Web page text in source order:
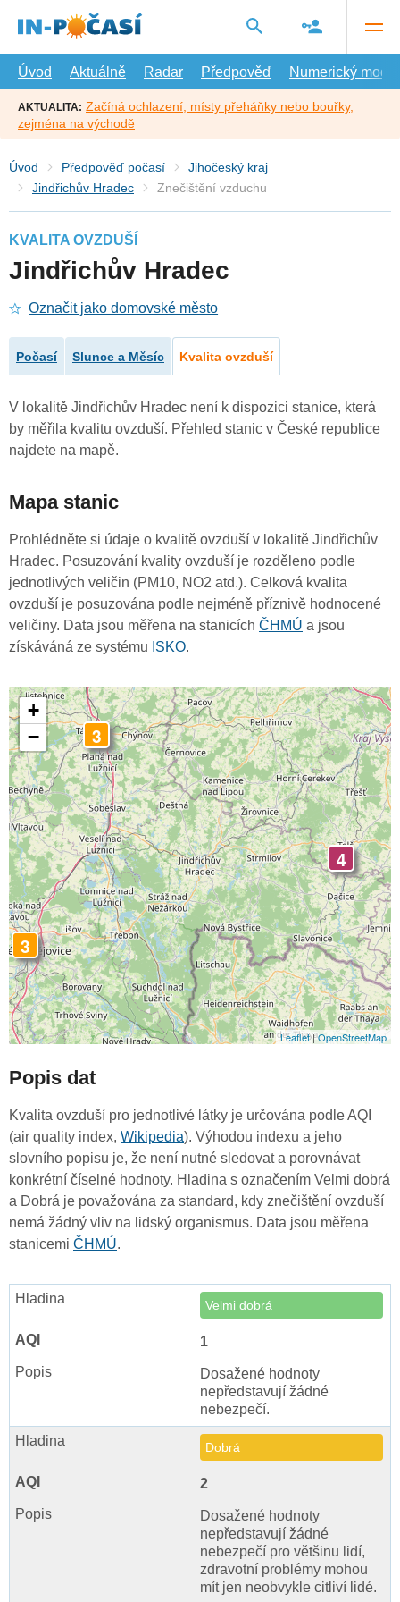
hlavní
Úvod
Aktuálně Radar Předpověď Numerický model
AKTUALITA: Začíná ochlazení, místy přeháňky nebo bouřky,
zejména na východě
Úvod Předpověď počasí
Jihočeský kraj
Jindřichův Hradec
Znečištění vzduchu
KVALITA OVZDUŠÍ
Jindřichův Hradec
Označit jako domovské město
Počasí Slunce a Měsíc Kvalita ovzduší
V lokalitě Jindřichův Hradec není k dispozici stanice, která
by měřila kvalitu ovzduší. Přehled stanic v České republice
najdete na mapě.
Mapa stanic
Prohlédněte si údaje o kvalitě ovzduší v lokalitě Jindřichův
Hradec. Posuzování kvality ovzduší je rozděleno podle
jednotlivých veličin (PM10, NO2 atd.). Celková kvalita
ovzduší je posuzována podle nejméně příznivě hodnocené
veličiny. Data jsou měřena na stanicích ČHMÚ a jsou
získáváná ze systému ISKO.
3
4
3
+
−
Leaflet|OpenStreetMap
Popis dat
Kvalita ovzduší pro jednotlivé látky je určována podle AQI
(air quality index, Wikipedia). Výhodou indexu a jeho
slovního popisu je, že není nutné sledovat a porovnávat
konkrétní číselné hodnoty. Hladina s označením Velmi dobrá
a Dobrá je považována za standard, kdy znečištění ovzduší
nemá žádný vliv na lidský organismus. Data jsou měřena
stanicemi ČHMÚ.
Velmi dobrá
1
Dosažené hodnoty
nepředstavují žádné
nebezpečí.
Dobrá
2
Dosažené hodnoty
nepředstavují žádné
nebezpečí pro většinu lidí,
zdravotní problémy mohou
mít jen neobvykle citliví lidé.